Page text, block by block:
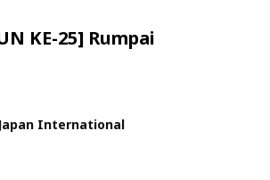
KE-25] Rumpai
International